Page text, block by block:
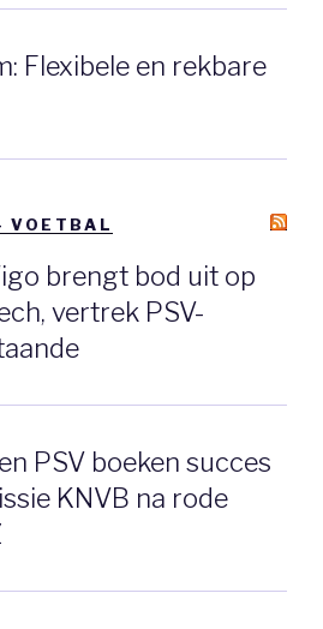
Flexibele en rekbare
VOETBAL
brengt bod uit op
vertrek PSV-
PSV boeken succes
KNVB na rode